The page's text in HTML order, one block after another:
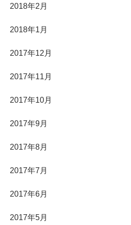
2018年2月
2018年1月
2017年12月
2017年11月
2017年10月
2017年9月
2017年8月
2017年7月
2017年6月
2017年5月